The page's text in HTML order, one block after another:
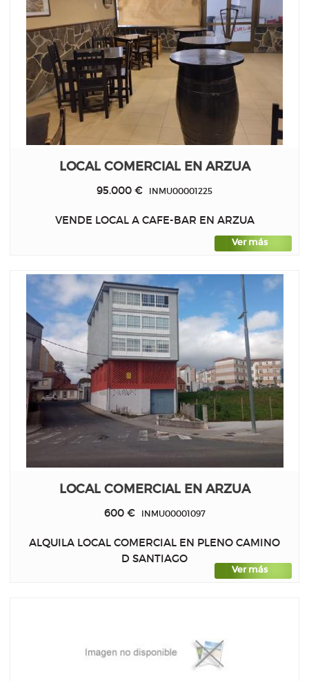
LOCAL COMERCIAL EN ARZUA
95.000 € INMU00001225
VENDE LOCAL A CAFE-BAR EN ARZUA
Ver más
LOCAL COMERCIAL EN ARZUA
600 €INMU00001097
ALQUILA LOCAL COMERCIAL EN PLENO CAMINO
D SANTIAGO
Ver más